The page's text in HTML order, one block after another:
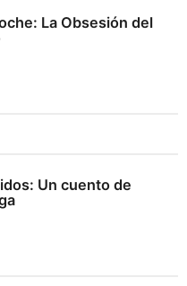
La Obsesión del
Un cuento de